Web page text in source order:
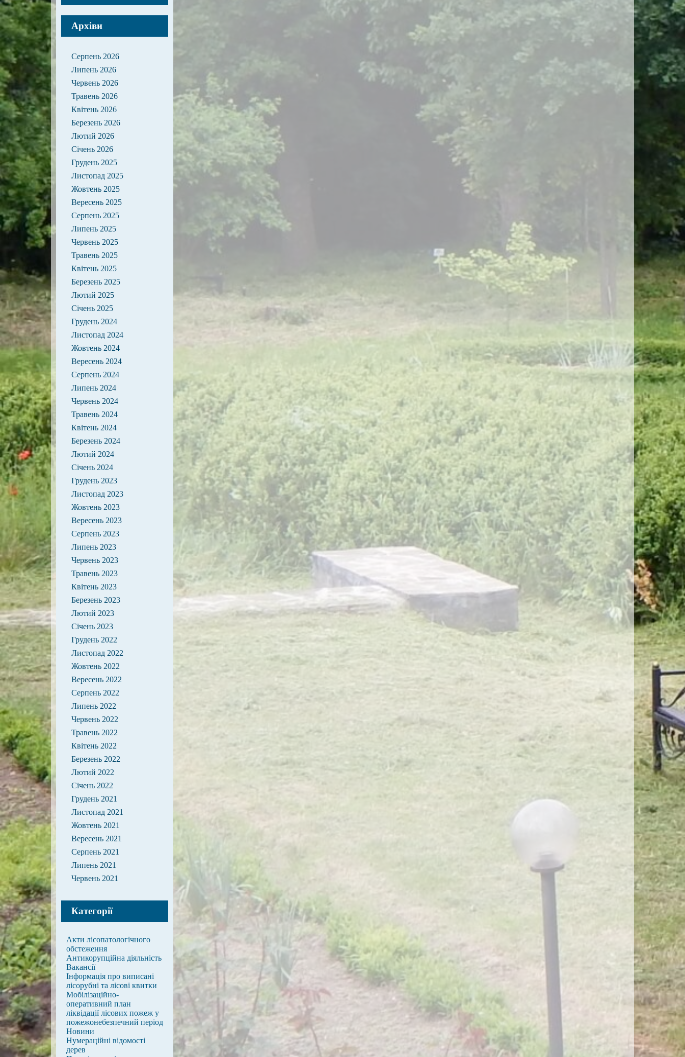
Архіви
Серпень 2026
Липень 2026
Червень 2026
Травень 2026
Квітень 2026
Березень 2026
Лютий 2026
Січень 2026
Грудень 2025
Листопад 2025
Жовтень 2025
Вересень 2025
Серпень 2025
Липень 2025
Червень 2025
Травень 2025
Квітень 2025
Березень 2025
Лютий 2025
Січень 2025
Грудень 2024
Листопад 2024
Жовтень 2024
Вересень 2024
Серпень 2024
Липень 2024
Червень 2024
Травень 2024
Квітень 2024
Березень 2024
Лютий 2024
Січень 2024
Грудень 2023
Листопад 2023
Жовтень 2023
Вересень 2023
Серпень 2023
Липень 2023
Червень 2023
Травень 2023
Квітень 2023
Березень 2023
Лютий 2023
Січень 2023
Грудень 2022
Листопад 2022
Жовтень 2022
Вересень 2022
Серпень 2022
Липень 2022
Червень 2022
Травень 2022
Квітень 2022
Березень 2022
Лютий 2022
Січень 2022
Грудень 2021
Листопад 2021
Жовтень 2021
Вересень 2021
Серпень 2021
Липень 2021
Червень 2021
Категорії
Акти лісопатологічного
обстеження
Антикорупційна діяльність
Вакансії
Інформація про виписані
лісорубні та лісові квитки
Мобілізаційно-
оперативний план
ліквідації лісових пожеж у
пожежонебезпечний період
Новини
Нумераційні відомості
дерев